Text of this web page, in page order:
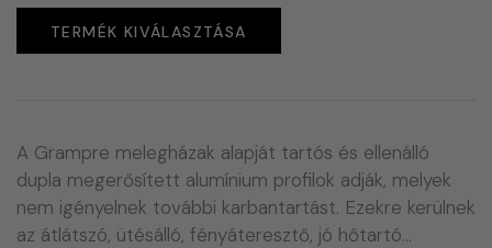
TERMÉK KIVÁLASZTÁSA
A Grampre melegházak alapját tartós és ellenálló
dupla megerősített alumínium profilok adják, melyek
nem igényelnek további karbantartást. Ezekre kerülnek
az átlátszó, ütésálló, fényáteresztő, jó hőtartó…